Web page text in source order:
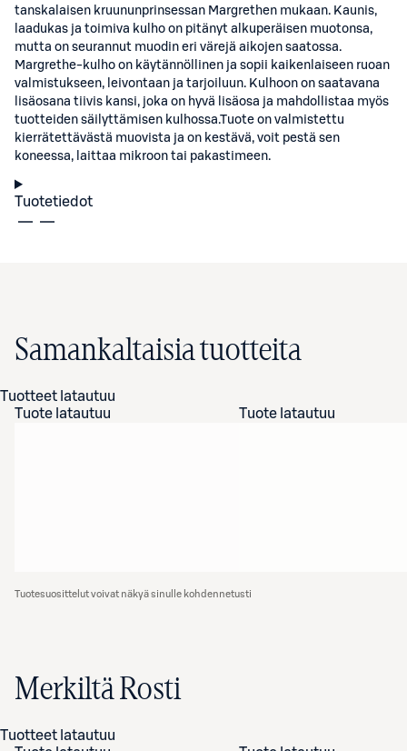
tanskalaisen kruununprinsessan Margrethen mukaan. Kaunis,
laadukas ja toimiva kulho on pitänyt alkuperäisen muotonsa,
mutta on seurannut muodin eri värejä aikojen saatossa.
Margrethe-kulho on käytännöllinen ja sopii kaikenlaiseen ruoan
valmistukseen, leivontaan ja tarjoiluun. Kulhoon on saatavana
lisäosana tiivis kansi, joka on hyvä lisäosa ja mahdollistaa myös
tuotteiden säilyttämisen kulhossa.Tuote on valmistettu
kierrätettävästä muovista ja on kestävä, voit pestä sen
koneessa, laittaa mikroon tai pakastimeen.
Tuotetiedot
Samankaltaisia tuotteita
Tuotteet latautuu
Tuote latautuu
Tuote latautuu
Tuotesuosittelut voivat näkyä sinulle kohdennetusti
Merkiltä Rosti
Tuotteet latautuu